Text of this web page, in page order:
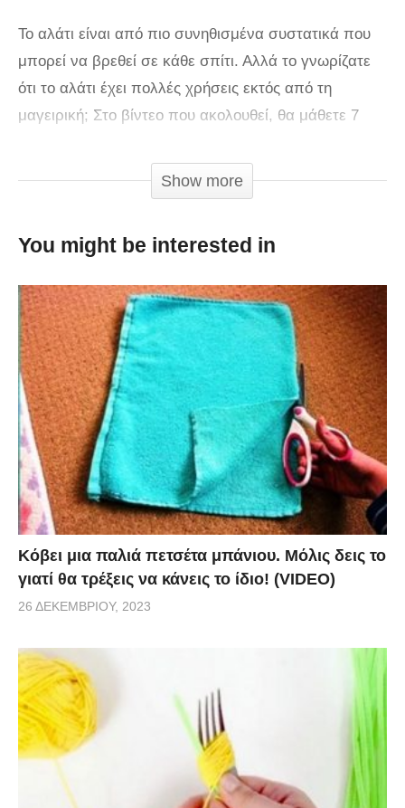
Το αλάτι είναι από πιο συνηθισμένα συστατικά που
μπορεί να βρεθεί σε κάθε σπίτι. Αλλά το γνωρίζατε
ότι το αλάτι έχει πολλές χρήσεις εκτός από τη
μαγειρική; Στο βίντεο που ακολουθεί, θα μάθετε 7
χρήσεις του αλατιού, που ποτέ δεν είχατε φανταστεί!
πάρτε ένα αντικολλητικό φύλλο, και ρίξτε στην
το σίδερο σας και περάστε το πάνω από το αλάτι. Το
σίδερο σας θα μείνει καθαρό.
2. Σας έσπασε κατά λάθος ένα αυγό; Ρίξτε αρκετή
ποσότητα αλατιού πάνω από το αυγό για να το
απορροφήσει και αφήστε το για περίπου 10 λεπτά.
Στη συνέχεια, απλά χρησιμοποιήστε ένα
απορροφητικό χαρτί για να το μαζέψετε εύκολα.
3. Σβήστε φωτιά από λάδι, ρίχνοντας αλάτι πάνω σ
“αυτό. Το άλατι θα σβήσει τις φλόγες, διακόπτοντας
τη ροή του οξυγόνου.
το εσωτερικό του τηγανιού με αλάτι και προσθέστε
νερό. Το μείγμα του αλμυρού νερού θα βοηθήσει να
αφαιρεθούν τα καμμένα υπολείμματα.
5. Το σφουγγάρι σας είναι βρώμικο; Κανένα
πρόβλημα! Γεμίστε ένα δοχείο με νερό και ρίξτε μια
Show more
You might be interested in
Κόβει μια παλιά πετσέτα μπάνιου. Μόλις δεις το
γιατί θα τρέξεις να κάνεις το ίδιο! (VIDEO)
26 ΔΕΚΕΜΒΡΊΟΥ, 2023